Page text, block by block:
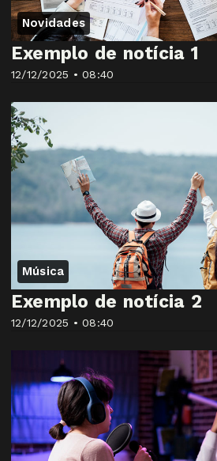
Novidades
12/12/2025 • 08:40
Exemplo de notícia 1
Música
12/12/2025 • 08:40
Exemplo de notícia 2